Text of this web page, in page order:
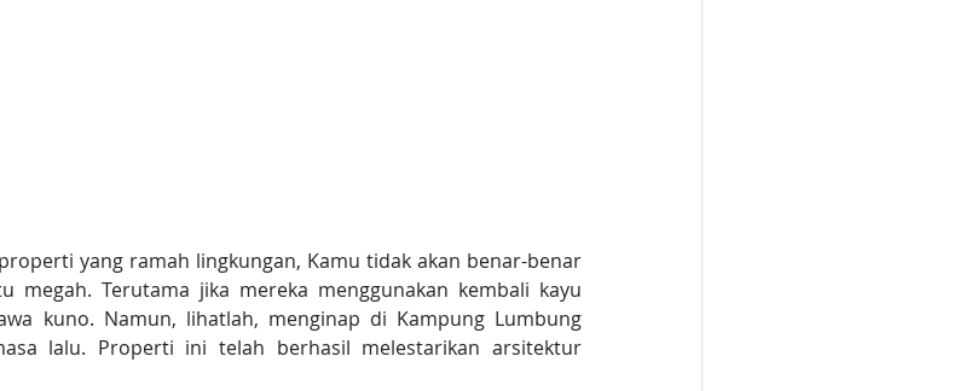
yang ramah lingkungan, Kamu tidak akan benar-benar
Terutama jika mereka menggunakan kembali kayu
kuno. Namun, lihatlah, menginap di Kampung Lumbung
lalu. Properti ini telah berhasil melestarikan arsitektur